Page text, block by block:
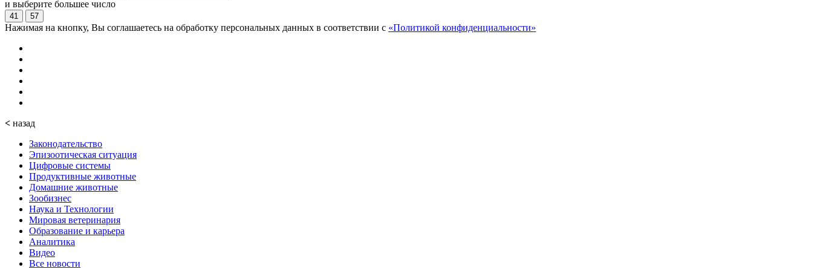
и выберите большее число
41 57
Нажимая на кнопку, Вы соглашаетесь на обработку персональных данных в соответствии с «Политикой конфиденциальности»
< назад
Законодательство
Эпизоотическая ситуация
Цифровые системы
Продуктивные животные
Домашние животные
Зообизнес
Наука и Технологии
Мировая ветеринария
Образование и карьера
Аналитика
Видео
Все новости